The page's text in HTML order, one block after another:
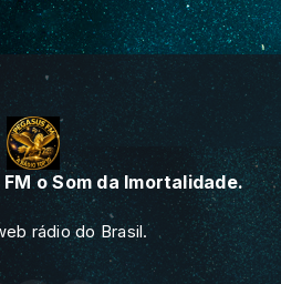
o Som da Imortalidade.
rádio do Brasil.